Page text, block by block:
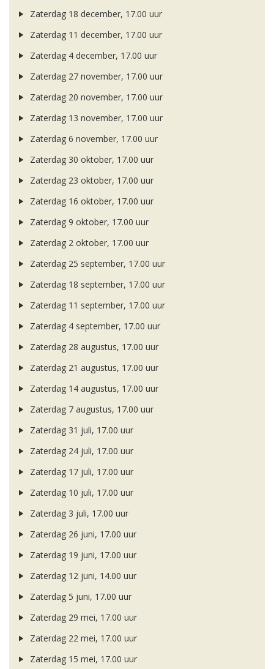
Zaterdag 18 december, 17.00 uur
Zaterdag 11 december, 17.00 uur
Zaterdag 4 december, 17.00 uur
Zaterdag 27 november, 17.00 uur
Zaterdag 20 november, 17.00 uur
Zaterdag 13 november, 17.00 uur
Zaterdag 6 november, 17.00 uur
Zaterdag 30 oktober, 17.00 uur
Zaterdag 23 oktober, 17.00 uur
Zaterdag 16 oktober, 17.00 uur
Zaterdag 9 oktober, 17.00 uur
Zaterdag 2 oktober, 17.00 uur
Zaterdag 25 september, 17.00 uur
Zaterdag 18 september, 17.00 uur
Zaterdag 11 september, 17.00 uur
Zaterdag 4 september, 17.00 uur
Zaterdag 28 augustus, 17.00 uur
Zaterdag 21 augustus, 17.00 uur
Zaterdag 14 augustus, 17.00 uur
Zaterdag 7 augustus, 17.00 uur
Zaterdag 31 juli, 17.00 uur
Zaterdag 24 juli, 17.00 uur
Zaterdag 17 juli, 17.00 uur
Zaterdag 10 juli, 17.00 uur
Zaterdag 3 juli, 17.00 uur
Zaterdag 26 juni, 17.00 uur
Zaterdag 19 juni, 17.00 uur
Zaterdag 12 juni, 14.00 uur
Zaterdag 5 juni, 17.00 uur
Zaterdag 29 mei, 17.00 uur
Zaterdag 22 mei, 17.00 uur
Zaterdag 15 mei, 17.00 uur